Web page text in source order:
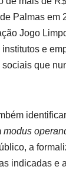
Palmas em
Jogo
e
que
modus
a
indicadas e